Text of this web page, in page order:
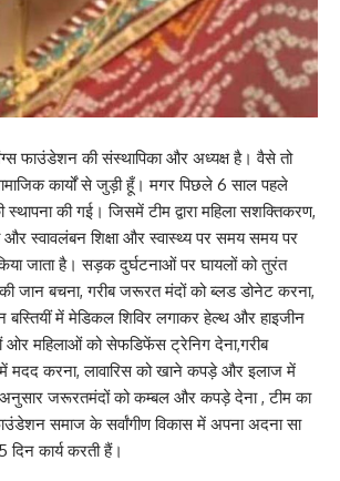
फाउंडेशन की संस्थापिका और अध्यक्ष है। वैसे तो
कार्यों से जुड़ी हूँ। मगर पिछले 6 साल पहले
की गई। जिसमें टीम द्वारा महिला सशक्तिकरण,
और स्वावलंबन शिक्षा और स्वास्थ्य पर समय समय पर
जाता है। सड़क दुर्घटनाओं पर घायलों को तुरंत
जान बचना, गरीब जरूरत मंदों को ब्लड डोनेट करना,
बस्तियीं में मेडिकल शिविर लगाकर हेल्थ और हाइजीन
ओर महिलाओं को सेफडिफेंस ट्रेनिग देना,गरीब
मदद करना, लावारिस को खाने कपड़े और इलाज में
जरूरतमंदों को कम्बल और कपड़े देना , टीम का
समाज के सर्वांगीण विकास में अपना अदना सा
कार्य करती हैं।